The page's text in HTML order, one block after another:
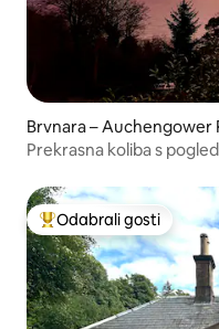
Brvnara – Auchengower
Prekrasna koliba s
Među najviše
Odabrali gosti